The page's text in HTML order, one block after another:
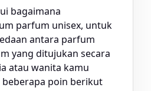
bagaimana
parfum unisex, untuk
antara parfum
yang ditujukan secara
atau wanita kamu
poin berikut